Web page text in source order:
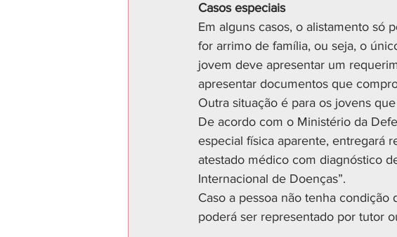
Casos especiais
Em alguns casos, o alistamento só
for arrimo de família, ou seja, o
jovem deve apresentar um
apresentar documentos que
Outra situação é para os jovens
De acordo com o Ministério da
especial física aparente, entregará
atestado médico com diagnóstico
Internacional de Doenças”.
Caso a pessoa não tenha
poderá ser representado por tutor